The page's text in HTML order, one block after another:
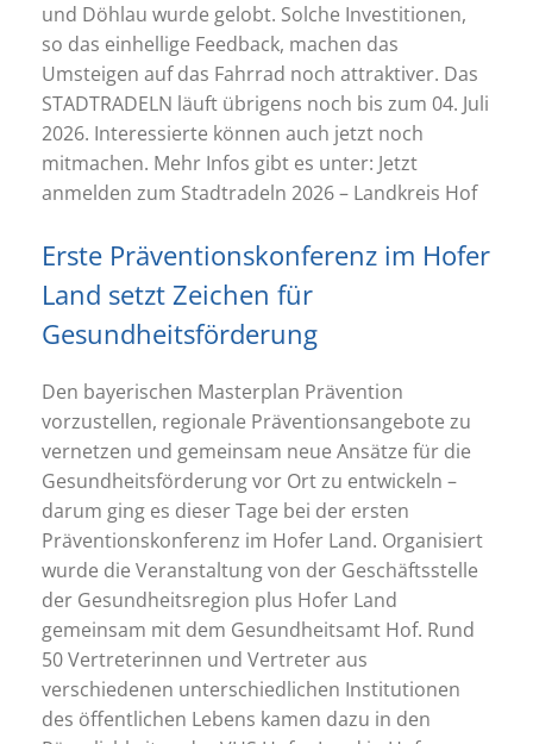
und Döhlau wurde gelobt. Solche Investitionen,
so das einhellige Feedback, machen das
Umsteigen auf das Fahrrad noch attraktiver. Das
STADTRADELN läuft übrigens noch bis zum 04. Juli
2026. Interessierte können auch jetzt noch
mitmachen. Mehr Infos gibt es unter: Jetzt
anmelden zum Stadtradeln 2026 – Landkreis Hof
Erste Präventionskonferenz im Hofer
Land setzt Zeichen für
Gesundheitsförderung
Den bayerischen Masterplan Prävention
vorzustellen, regionale Präventionsangebote zu
vernetzen und gemeinsam neue Ansätze für die
Gesundheitsförderung vor Ort zu entwickeln –
darum ging es dieser Tage bei der ersten
Präventionskonferenz im Hofer Land. Organisiert
wurde die Veranstaltung von der Geschäftsstelle
der Gesundheitsregion plus Hofer Land
gemeinsam mit dem Gesundheitsamt Hof. Rund
50 Vertreterinnen und Vertreter aus
verschiedenen unterschiedlichen Institutionen
des öffentlichen Lebens kamen dazu in den